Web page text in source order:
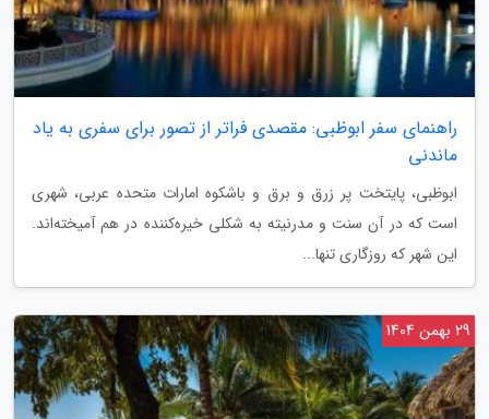
راهنمای سفر ابوظبی: مقصدی فراتر از تصور برای سفری به یاد
ماندنی
ابوظبی، پایتخت پر زرق و برق و باشکوه امارات متحده عربی، شهری
است که در آن سنت و مدرنیته به شکلی خیره‌کننده در هم آمیخته‌اند.
این شهر که روزگاری تنها...
29 بهمن 1404